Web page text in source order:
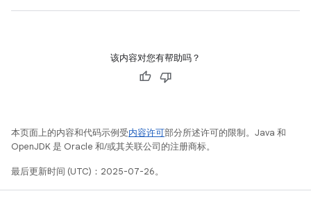
该内容对您有帮助吗？
本页面上的内容和代码示例受内容许可部分所述许可的限制。Java 和
OpenJDK 是 Oracle 和/或其关联公司的注册商标。
最后更新时间 (UTC)：2025-07-26。